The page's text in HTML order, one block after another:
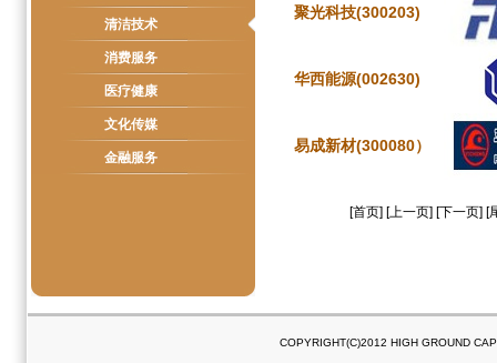
清洁技术
消费服务
医疗健康
文化传媒
金融服务
聚光科技(300203)
华西能源(002630)
易成新材(300080）
[首页] [上一页] [下一页] [
COPYRIGHT(C)2012 HIGH GROUND